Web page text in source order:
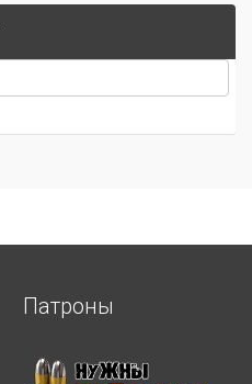
Патроны